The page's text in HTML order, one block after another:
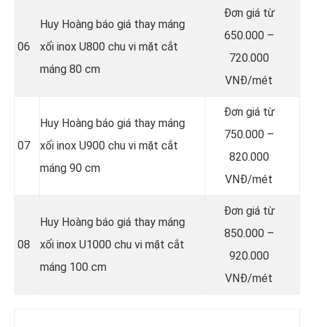
06
Huy Hoàng báo giá thay máng
xối inox U800 chu vi mặt cắt
máng 80 cm
Đơn giá từ
650.000 –
720.000
VNĐ/mét
07
Huy Hoàng báo giá thay máng
xối inox U900 chu vi mặt cắt
máng 90 cm
Đơn giá từ
750.000 –
820.000
VNĐ/mét
08
Huy Hoàng báo giá thay máng
xối inox U1000 chu vi mặt cắt
máng 100 cm
Đơn giá từ
850.000 –
920.000
VNĐ/mét